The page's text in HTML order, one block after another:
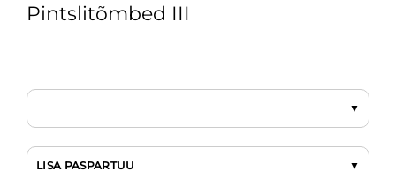
Pintslitõmbed III
LISA PASPARTUU